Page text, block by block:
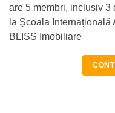
are 5 membri, inclusiv 3
la Școala Internațională
BLISS Imobiliare